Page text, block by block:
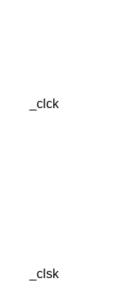
_clck
_clsk